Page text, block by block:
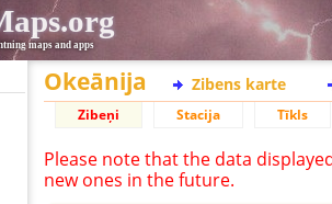
maps and apps
Okeānija Zibens karte
Zibeņi Stacija Tīkls
Please note that the data
new ones in the future.